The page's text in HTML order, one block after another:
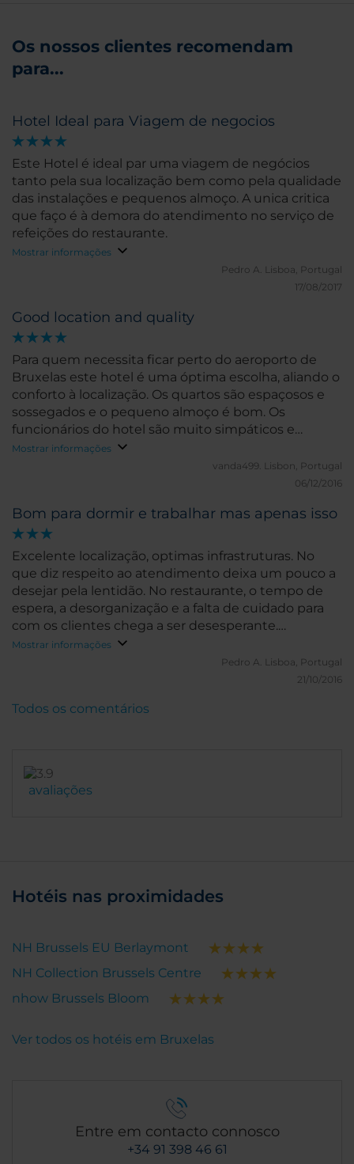
Os nossos clientes recomendam
para...
Hotel Ideal para Viagem de negocios
Este Hotel é ideal par uma viagem de negócios
tanto pela sua localização bem como pela qualidade
das instalações e pequenos almoço. A unica critica
que faço é à demora do atendimento no serviço de
refeições do restaurante.
Mostrar informações
Pedro A. Lisboa, Portugal
17/08/2017
Good location and quality
Para quem necessita ficar perto do aeroporto de
Bruxelas este hotel é uma óptima escolha, aliando o
conforto à localização. Os quartos são espaçosos e
sossegados e o pequeno almoço é bom. Os
funcionários do hotel são muito simpáticos e
eficientes.
Mostrar informações
vanda499. Lisbon, Portugal
06/12/2016
Bom para dormir e trabalhar mas apenas isso
Excelente localização, optimas infrastruturas. No
que diz respeito ao atendimento deixa um pouco a
desejar pela lentidão. No restaurante, o tempo de
espera, a desorganização e a falta de cuidado para
com os clientes chega a ser desesperante.
Definitivamente, se puderem, não tomem as
Mostrar informações
Pedro A. Lisboa, Portugal
21/10/2016
avaliações
Todos os comentários
Hotéis nas proximidades
NH Brussels EU Berlaymont
NH Collection Brussels Centre
nhow Brussels Bloom
Ver todos os hotéis em Bruxelas
Entre em contacto connosco
+34 91 398 46 61